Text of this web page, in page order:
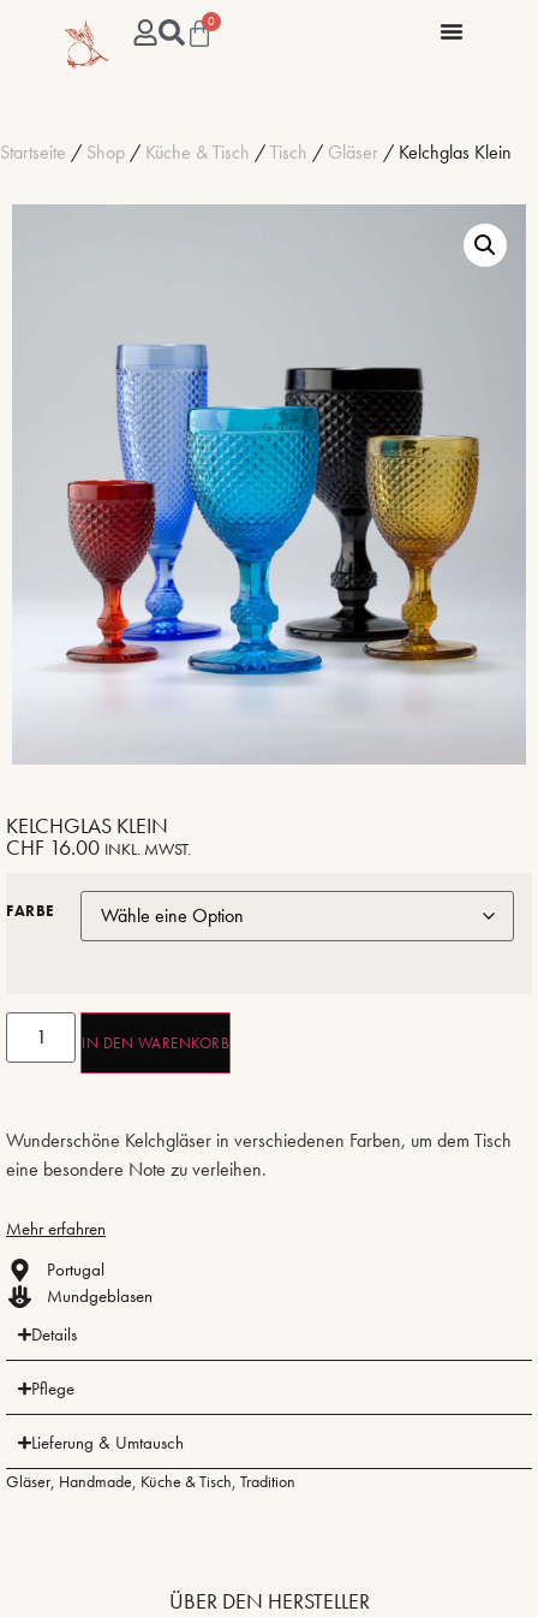
0
Startseite / Shop / Küche & Tisch /Tisch / Gläser / Kelchglas Klein
KELCHGLAS KLEIN
CHF 16.00 INKL. MWST.
FARBE
IN DEN WARENKORB
Wunderschöne Kelchgläser in verschiedenen Farben, um dem Tisch
eine besondere Note zu verleihen.
Mehr erfahren
Portugal
Mundgeblasen
Details
Pflege
Lieferung & Umtausch
Gläser, Handmade, Küche & Tisch, Tradition
ÜBER DEN HERSTELLER